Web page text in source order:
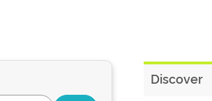
Discover